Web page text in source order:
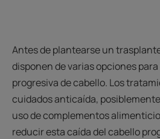
Antes de plantearse un
disponen de varias opciones
progresiva de cabello. Los
cuidados anticaída,
uso de complementos
reducir esta caída del cabello